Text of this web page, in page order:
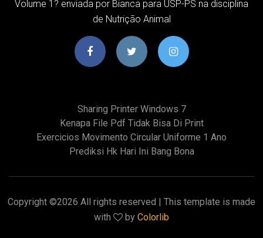
Volume 1? enviada por Bianca para USP-PS na disciplina
de Nutrição Animal
Sharing Printer Windows 7
Kenapa File Pdf Tidak Bisa Di Print
Exercicios Movimento Circular Uniforme 1 Ano
Prediksi Hk Hari Ini Bang Bona
Copyright ©2026 All rights reserved | This template is made
with
by Colorlib